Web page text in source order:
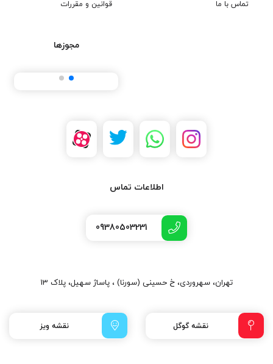
تماس با ما قوانین و مقررات
مجوزها
اطلاعات تماس
09380503231
تهران، سهروردی، خ حسینی (سورنا) ، پاساژ سهیل، پلاک 13
نقشه گوگل نقشه ویز